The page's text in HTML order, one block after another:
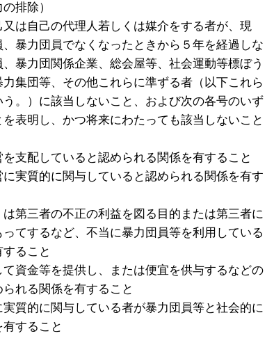
排除）
は自己の代理人若しくは媒介をする者が、現
暴力団員でなくなったときから５年を経過しな
暴力団関係企業、総会屋等、社会運動等標ぼう
集団等、その他これらに準ずる者（以下これら
。）に該当しないこと、および次の各号のいず
表明し、かつ将来にわたっても該当しないこと
支配していると認められる関係を有すること
実質的に関与していると認められる関係を有す
第三者の不正の利益を図る目的または第三者に
てするなど、不当に暴力団員等を利用している
ること
資金等を提供し、または便宜を供与するなどの
れる関係を有すること
質的に関与している者が暴力団員等と社会的に
すること